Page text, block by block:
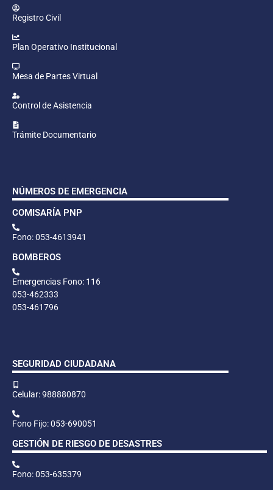
Registro Civil
Plan Operativo Institucional
Mesa de Partes Virtual
Control de Asistencia
Trámite Documentario
NÚMEROS DE EMERGENCIA
COMISARÍA PNP
Fono: 053-4613941
BOMBEROS
Emergencias Fono: 116
053-462333
053-461796
SEGURIDAD CIUDADANA
Celular: 988880870
Fono Fijo: 053-690051
GESTIÓN DE RIESGO DE DESASTRES
Fono: 053-635379